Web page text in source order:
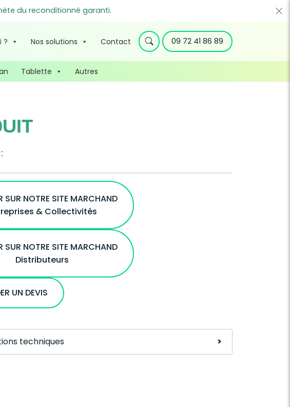
du reconditionné garanti.
? Nos solutions Contact 09 72 41 86 89
Tablette
Autres
SUR NOTRE SITE MARCHAND
& Collectivités
SUR NOTRE SITE MARCHAND
Distributeurs
UN DEVIS
techniques >